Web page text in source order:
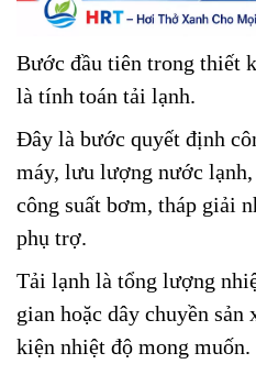
Bước đầu tiên trong thiết
là tính toán tải lạnh.
Đây là bước quyết định
máy, lưu lượng nước
công suất bơm, tháp giải
phụ trợ.
Tải lạnh là tổng lượng
gian hoặc dây chuyền sản
kiện nhiệt độ mong muốn.